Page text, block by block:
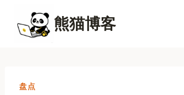
熊猫博客
盘点